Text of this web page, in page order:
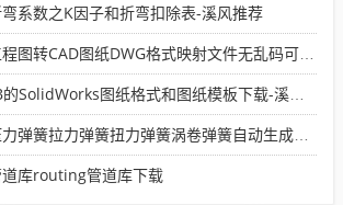
系数之K因子和折弯扣除表-溪风推荐
CAD图纸DWG格式映射文件无乱码可分层-溪风亲测推荐
图纸格式和图纸模板下载-溪风专用版
簧拉力弹簧扭力弹簧涡卷弹簧自动生成宏程序下载
库routing管道库下载